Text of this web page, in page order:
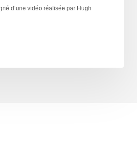
d’une vidéo réalisée par Hugh